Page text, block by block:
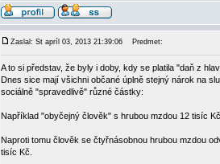
Zaslal: St apríl 03, 2013 21:39:06 Predmet:
A to si představ, že byly i doby, kdy se platila "daň z
Dnes sice mají všichni občané úplně stejný nárok na
sociálně "spravedlivě" různé částky:
Například "obyčejný člověk" s hrubou mzdou 12 tisíc
Naproti tomu člověk se čtyřnásobnou hrubou mzdou
tisíc Kč.